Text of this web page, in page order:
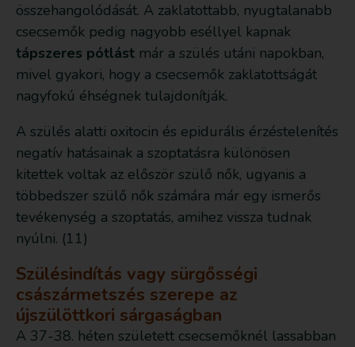
összehangolódását. A zaklatottabb, nyugtalanabb
csecsemők pedig nagyobb eséllyel kapnak
tápszeres pótlást már a szülés utáni napokban,
mivel gyakori, hogy a csecsemők zaklatottságát
nagyfokú éhségnek tulajdonítják.
A szülés alatti oxitocin és epidurális érzéstelenítés
negatív hatásainak a szoptatásra különösen
kitettek voltak az először szülő nők, ugyanis a
többedszer szülő nők számára már egy ismerős
tevékenység a szoptatás, amihez vissza tudnak
nyúlni. (11)
Szülésindítás vagy sürgősségi
császármetszés szerepe az
újszülöttkori sárgaságban
A 37-38. héten született csecsemőknél lassabban